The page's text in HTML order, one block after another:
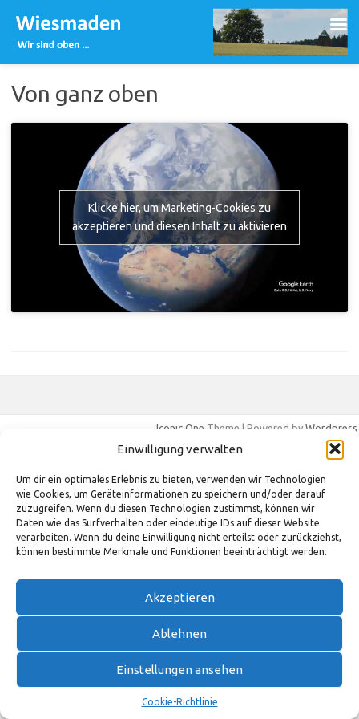
Einwilligung verwalten
Um dir ein optimales Erlebnis zu bieten, verwenden wir Technologien
wie Cookies, um Geräteinformationen zu speichern und/oder darauf
zuzugreifen. Wenn du diesen Technologien zustimmst, können wir
Daten wie das Surfverhalten oder eindeutige IDs auf dieser Website
verarbeiten. Wenn du deine Einwilligung nicht erteilst oder zurückziehst,
können bestimmte Merkmale und Funktionen beeinträchtigt werden.
Akzeptieren
Ablehnen
Einstellungen ansehen
Cookie-Richtlinie
springen
Von ganz oben
Klicke hier, um Marketing-Cookies zu
akzeptieren und diesen Inhalt zu aktivieren
Iconic One Theme | Powered by Wordpress